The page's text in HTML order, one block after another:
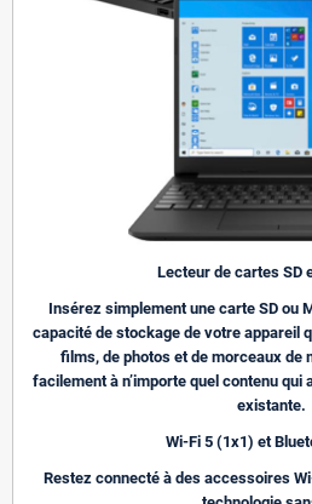
Lecteur de cartes SD
Insérez simplement une carte SD ou
capacité de stockage de votre appareil
films, de photos et de morceaux de
facilement à n’importe quel contenu
existante.
Wi-Fi 5 (1x1) et
Restez connecté à des accessoires